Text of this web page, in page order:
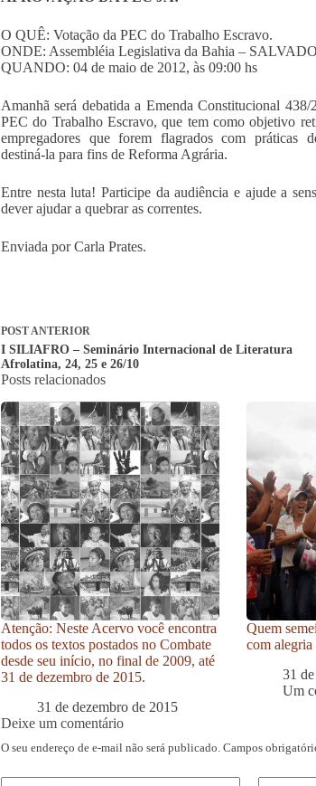
O QUÊ: Votação da PEC do Trabalho Escravo.
ONDE: Assembléia Legislativa da Bahia –
QUANDO: 04 de maio de 2012, às 09:00 hs
Amanhã será debatida a Emenda Constitucional
PEC do Trabalho Escravo, que tem como objetivo
empregadores que forem flagrados com práticas
destiná-la para fins de Reforma Agrária.
Entre nesta luta! Participe da audiência e ajude a
dever ajudar a quebrar as correntes.
Enviada por Carla Prates.
POSTANTERIOR
I SILIAFRO – Seminário Internacional de Literatura
Afrolatina, 24, 25 e 26/10
Posts relacionados
Atenção: Neste Acervo você encontra
todos os textos postados no Combate
desde seu início, no final de 2009, até
31 de dezembro de 2015.
31 de dezembro de 2015
Quem
com alegria
31
Um
Deixe um comentário
O seu endereço de e-mail não será publicado. Campos